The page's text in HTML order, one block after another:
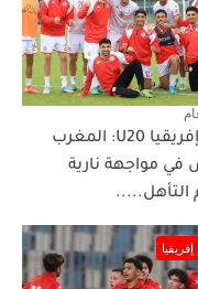
كأس إفريقيا U20: المغرب
في مواجهة نارية